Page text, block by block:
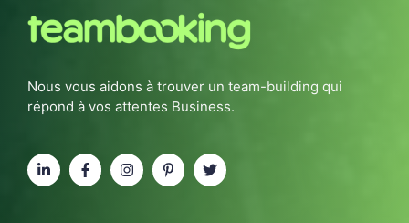
Nous vous aidons à trouver un team-building qui
répond à vos attentes Business.